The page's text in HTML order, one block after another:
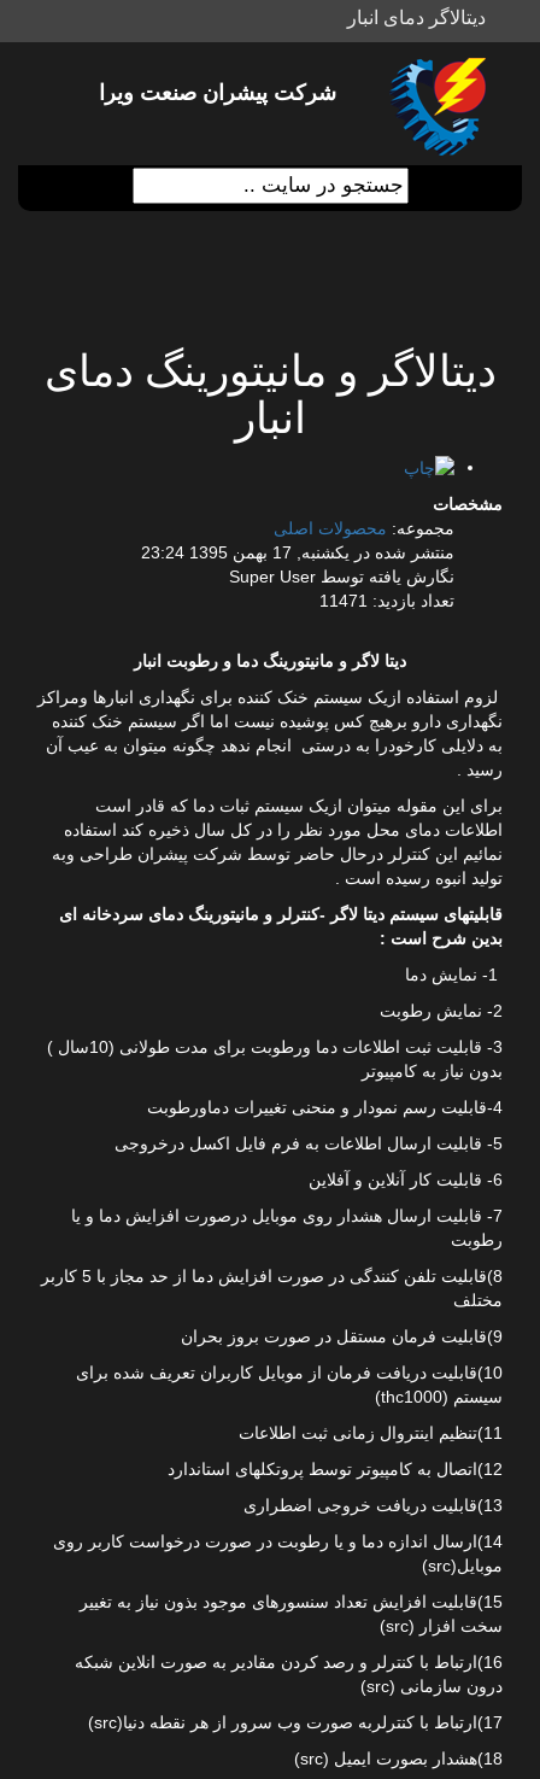
شرکت پیشران صنعت ویرا
دیتالاگر و مانیتورینگ دمای
انبار
مشخصات
مجموعه: محصولات اصلی
منتشر شده در یکشنبه, 17 بهمن 1395 23:24
نگارش یافته توسط Super User
تعداد بازدید: 11471
دیتا لاگر و مانیتورینگ دما و رطوبت انبار
لزوم استفاده ازیک سیستم خنک کننده برای نگهداری انبارها ومراکز
نگهداری دارو برهیچ کس پوشیده نیست اما اگر سیستم خنک کننده
به دلایلی کارخودرا به درستی انجام ندهد چگونه میتوان به عیب آن
رسید .
برای این مقوله میتوان ازیک سیستم ثبات دما که قادر است
اطلاعات دمای محل مورد نظر را در کل سال ذخیره کند استفاده
نمائیم این کنترلر درحال حاضر توسط شرکت پیشران طراحی وبه
تولید انبوه رسیده است .
قابلیتهای سیستم دیتا لاگر -کنترلر و مانیتورینگ دمای سردخانه ای
بدین شرح است :
2- نمایش رطوبت
3- قابلیت ثبت اطلاعات دما ورطوبت برای مدت طولانی (10سال )
بدون نیاز به کامپیوتر
4-قابلیت رسم نمودار و منحنی تغییرات دماورطوبت
5- قابلیت ارسال اطلاعات به فرم فایل اکسل درخروجی
6- قابلیت کار آنلاین و آفلاین
7- قابلیت ارسال هشدار روی موبایل درصورت افزایش دما و یا
رطوبت
8)قابلیت تلفن کنندگی در صورت افزایش دما از حد مجاز با 5 کاربر
مختلف
9)قابلیت فرمان مستقل در صورت بروز بحران
10)قابلیت دریافت فرمان از موبایل کاربران تعریف شده برای
سیستم (thc1000)
11)تنظیم اینتروال زمانی ثبت اطلاعات
12)اتصال به کامپیوتر توسط پروتکلهای استاندارد
13)قابلیت دریافت خروجی اضطراری
14)ارسال اندازه دما و یا رطوبت در صورت درخواست کاربر روی
موبایل(src)
15)قابلیت افزایش تعداد سنسورهای موجود بذون نیاز به تغییر
سخت افزار (src)
16)ارتباط با کنترلر و رصد کردن مقادیر به صورت انلاین شبکه
درون سازمانی (src)
17)ارتباط با کنترلربه صورت وب سرور از هر نقطه دنیا(src)
18)هشدار بصورت ایمیل (src)
دیتالاگر دمای انبار